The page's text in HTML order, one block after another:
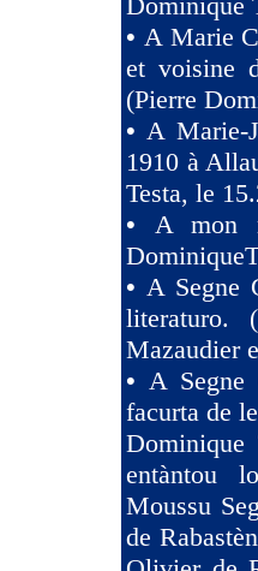
• A Marie
et voisine
(Pierre
•A Marie-
1910 à
Testa, le
• A mon
• A Segne
literaturo.
Mazaudier
• A Segne
facurta de
entàntou
Moussu
de